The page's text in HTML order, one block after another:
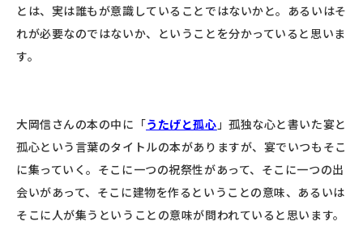
とは、実は誰もが意識していることではないかと。あるいはそ
れが必要なのではないか、ということを分かっていると思いま
す。
大岡信さんの本の中に「うたげと孤心 」孤独な心と書いた宴と
孤心という言葉のタイトルの本がありますが、宴でいつもそこ
に集っていく。そこに一つの祝祭性があって、そこに一つの出
会いがあって、そこに建物を作るということの意味、あるいは
そこに人が集うということの意味が問われていると思います。